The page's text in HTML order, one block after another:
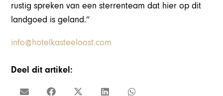
rustig spreken van een sterrenteam dat hier op dit
landgoed is geland.”
info@hotelkasteeloost.com
Deel dit artikel: